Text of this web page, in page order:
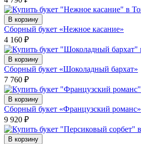
В корзину
Сборный букет «Нежное касание»
4 160 ₽
В корзину
Сборный букет «Шоколадный бархат»
7 760 ₽
В корзину
Сборный букет «Французский романс»
9 920 ₽
В корзину